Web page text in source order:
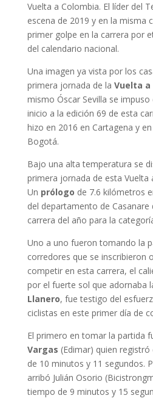
Vuelta a Colombia. El líder del
escena de 2019 y en la misma
primer golpe en la carrera por
del calendario nacional.
Una imagen ya vista por los
primera jornada de la Vuelta a
mismo Óscar Sevilla se
inicio a la edición 69 de esta
hizo en 2016 en Cartagena y
Bogotá.
Bajo una alta temperatura se
primera jornada de esta Vuelta
Un prólogo de 7.6 kilómetros
del departamento de
carrera del año para la
Uno a uno fueron tomando la
corredores que se inscribieron
competir en esta carrera, el
por el fuerte sol que adornaba
Llanero, fue testigo del
ciclistas en este primer día de
El primero en tomar la partida
Vargas (Edimar) quien
de 10 minutos y 11 segundos.
arribó Julián Osorio
tiempo de 9 minutos y 15